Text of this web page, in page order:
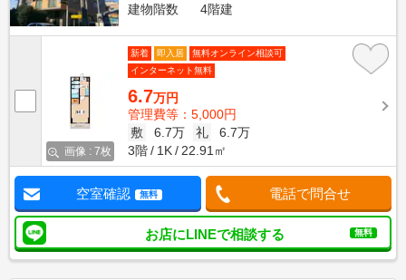
建物階数
4階建
画像 : 7枚
新着 即入居
無料オンライン相談可
インターネット無料
6.7万円
管理費等：5,000円
敷
6.7万 礼
6.7万
3階
1K 22.91㎡
空室確認 無料 電話で問合せ
お店にLINEで相談する 無料